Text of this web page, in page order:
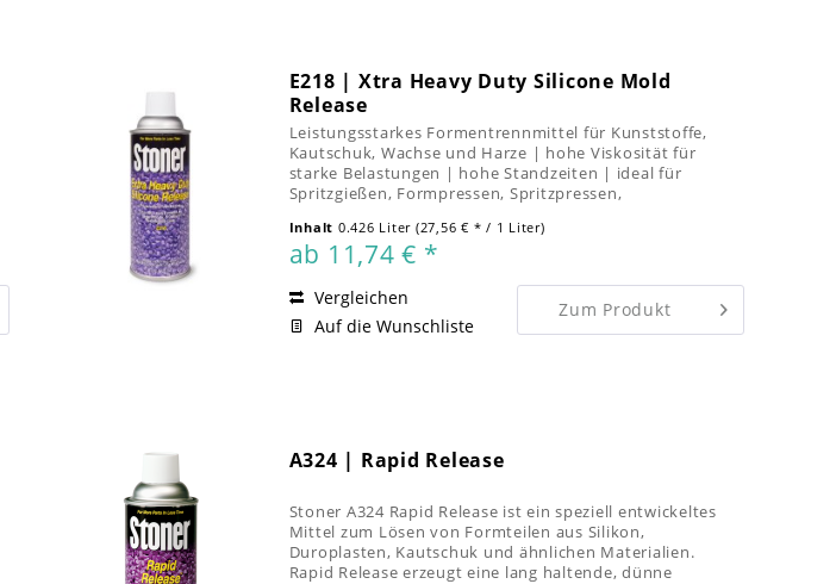
E218 | Xtra Heavy Duty Silicone Mold
Release
Leistungsstarkes Formentrennmittel für Kunststoffe,
Kautschuk, Wachse und Harze | hohe Viskosität für
starke Belastungen | hohe Standzeiten | ideal für
Spritzgießen, Formpressen, Spritzpressen,
Inhalt 0.426 Liter (27,56 € * / 1 Liter)
ab 11,74 € *
Zum Produkt
Vergleichen
Auf die Wunschliste
A324 | Rapid Release
Stoner A324 Rapid Release ist ein speziell entwickeltes
Mittel zum Lösen von Formteilen aus Silikon,
Duroplasten, Kautschuk und ähnlichen Materialien.
Rapid Release erzeugt eine lang haltende, dünne